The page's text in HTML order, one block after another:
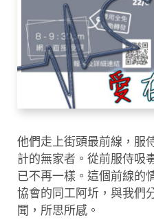
他們走上街頭最前線，服
計的無家者。從前服侍吸
已不再一樣。這個前線的
協會的同工阿圻，與我們
聞，所思所感。